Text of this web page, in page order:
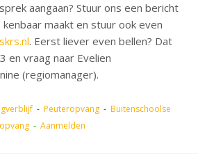
aangaan? Stuur ons een bericht
maakt en stuur ook even
. Eerst liever even bellen? Dat
en vraag naar Evelien
(regiomanager).
- Peuteropvang - Buitenschoolse
opvang - Aanmelden